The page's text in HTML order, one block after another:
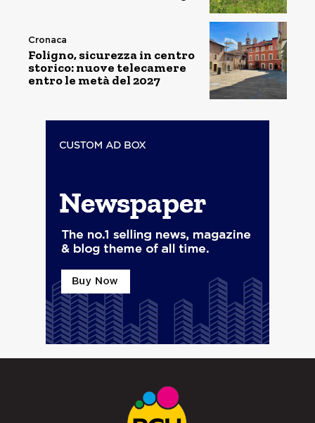
Cronaca
Foligno, sicurezza in centro
storico: nuove telecamere
entro le metà del 2027